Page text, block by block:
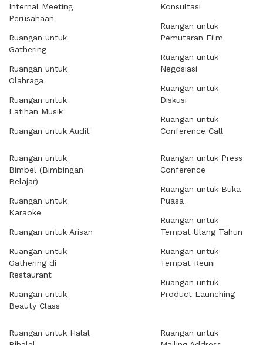
Internal Meeting
Perusahaan
Ruangan untuk
Gathering
Ruangan untuk
Olahraga
Ruangan untuk
Latihan Musik
Ruangan untuk Audit
Konsultasi
Ruangan untuk
Pemutaran Film
Ruangan untuk
Negosiasi
Ruangan untuk
Diskusi
Ruangan untuk
Conference Call
Ruangan untuk
Bimbel (Bimbingan
Belajar)
Ruangan untuk
Karaoke
Ruangan untuk Arisan
Ruangan untuk
Gathering di
Restaurant
Ruangan untuk
Beauty Class
Ruangan untuk Press
Conference
Ruangan untuk Buka
Puasa
Ruangan untuk
Tempat Ulang Tahun
Ruangan untuk
Tempat Reuni
Ruangan untuk
Product Launching
Ruangan untuk Halal
Ruangan untuk